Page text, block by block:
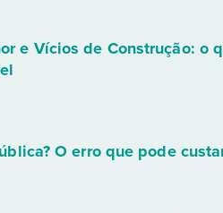
e Vícios de Construção: o
O erro que pode